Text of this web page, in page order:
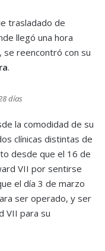
trasladado de
llegó una hora
se reencontró con su
.
días
la comodidad de su
clínicas distintas de
desde que el 16 de
VII por sentirse
el día 3 de marzo
ser operado, y ser
VII para su